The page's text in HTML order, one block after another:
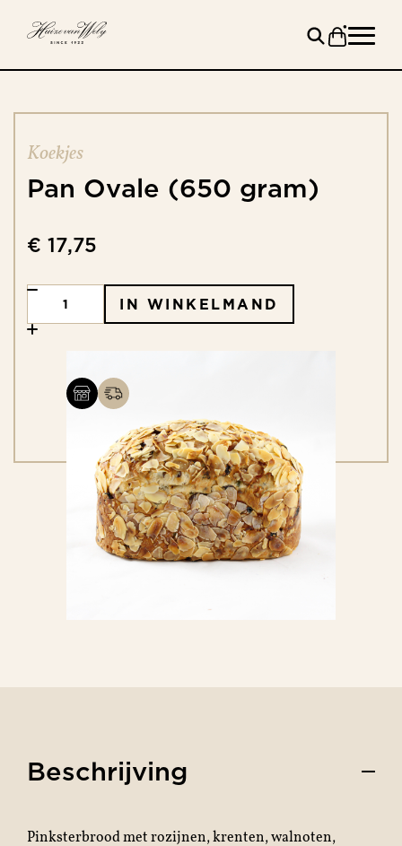
Koekjes
Pan Ovale (650 gram)
€ 17,75
IN WINKELMAND
Beschrijving
Pinksterbrood met rozijnen, krenten, walnoten,